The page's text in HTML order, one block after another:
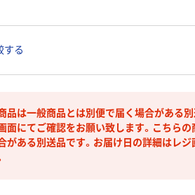
する
品は一般商品とは別便で届く場合がある
面にてご確認をお願い致します。こちら
がある別送品です。お届け日の詳細はレ